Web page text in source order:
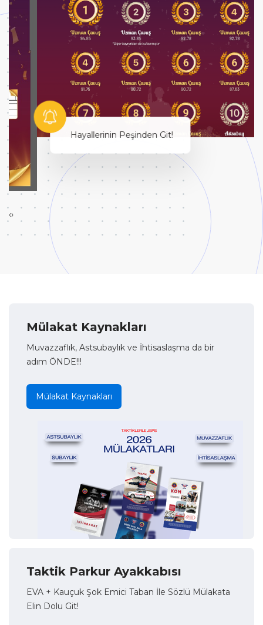
Hayallerinin Peşinden Git!
‹›
Mülakat Kaynakları
Muvazzaflık, Astsubaylık ve İhtisaslaşma da bir
adım ÖNDE!!!
Mülakat Kaynakları
Taktik Parkur Ayakkabısı
EVA + Kauçuk Şok Emici Taban İle Sözlü Mülakata
Elin Dolu Git!